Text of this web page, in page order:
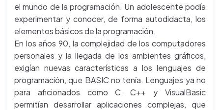
el mundo de la programación. Un adolescente podía
experimentar y conocer, de forma autodidacta, los
elementos básicos de la programación.
En los años 90, la complejidad de los computadores
personales y la llegada de los ambientes gráficos,
exigían nuevas características a los lenguajes de
programación, que BASIC no tenía. Lenguajes ya no
para aficionados como C, C++ y VisualBasic
permitían desarrollar aplicaciones complejas, que